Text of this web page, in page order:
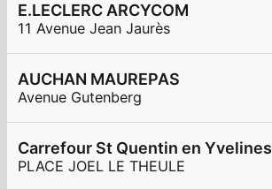
E.LECLERC ARCYCOM
11 Avenue Jean Jaurès
AUCHAN MAUREPAS
Avenue Gutenberg
Carrefour St Quentin en Yvelines
PLACE JOEL LE THEULE